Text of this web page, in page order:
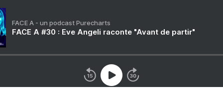
FACE A - un podcast Purecharts
FACE A #30 : Eve Angeli raconte "Avant de partir"